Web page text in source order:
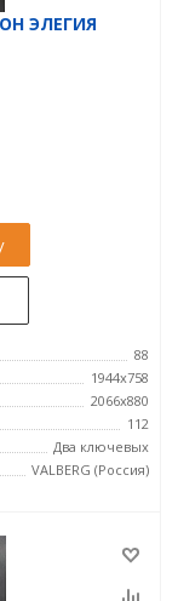
ЭЛЕГИЯ
88
1944x758
2066x880
112
Два ключевых
VALBERG (Россия)